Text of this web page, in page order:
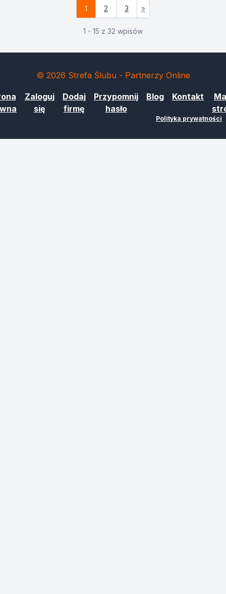
1 2 3 »
1 - 15 z 32 wpisów
© 2026 Strefa Ślubu - Partnerzy Online
Zaloguj
się
Dodaj
firmę
Przypomnij
hasło
Blog Kontakt
Polityka prywatności